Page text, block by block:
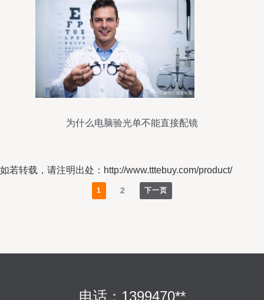
为什么电脑验光单不能直接配镜
如若转载，请注明出处：http://www.tttebuy.com/product/
1 2 下一页
电话：1399470**